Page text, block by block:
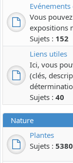
Vous
expositions
Sujets : 152
Liens utiles
Ici, vous
(clés,
Sujets : 40
Nature
Plantes
Sujets : 5380